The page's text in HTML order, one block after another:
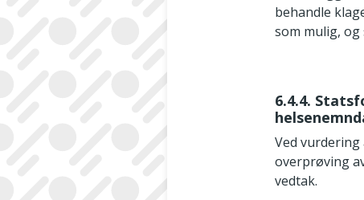
behandle
som mulig, og
6.4.4.
Ved
overprøving
vedtak.